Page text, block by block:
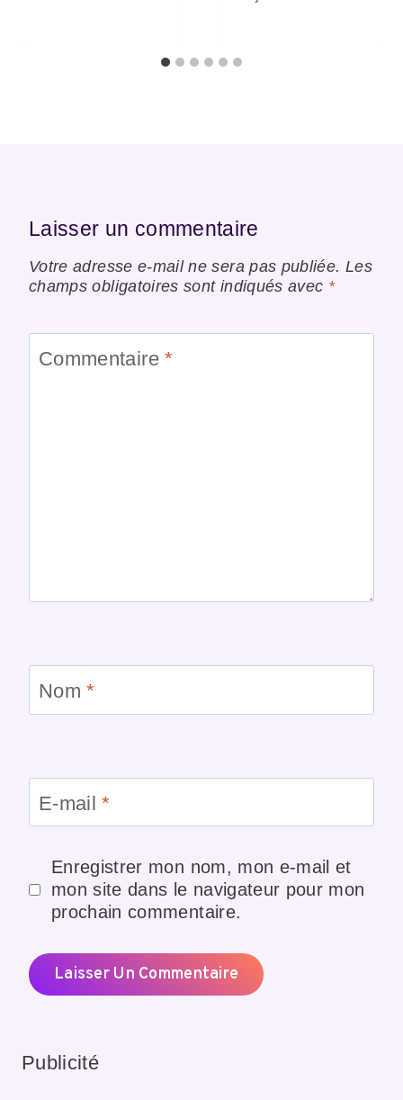
Laisser un commentaire
Votre adresse e-mail ne sera pas publiée. Les
champs obligatoires sont indiqués avec *
Commentaire*
Nom*
E-mail*
Enregistrer mon nom, mon e-mail et
mon site dans le navigateur pour mon
prochain commentaire.
Publicité